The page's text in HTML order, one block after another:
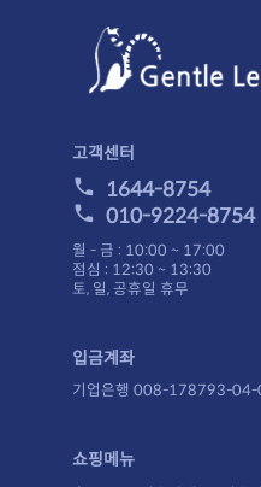
고객센터
1644-8754
010-9224-8754
월 - 금 : 10:00 ~ 17:00
점심 : 12:30 ~ 13:30
토, 일, 공휴일 휴무
입금계좌
기업은행 008-178793-04-
쇼핑메뉴